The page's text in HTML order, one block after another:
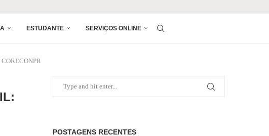
ESTUDANTE SERVIÇOS ONLINE
POSTAGENS RECENTES